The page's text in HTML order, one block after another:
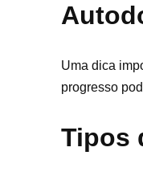
Uma dica
progresso
Tipos